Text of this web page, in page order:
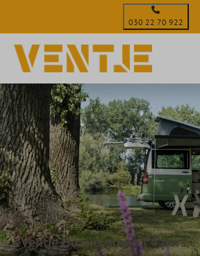
030 22 70 922
eVentje Donkergroen | 4 pers.